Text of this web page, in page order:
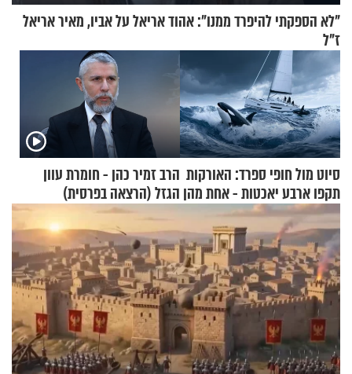
"לא הספקתי להיפרד ממנו": אהוד אריאל על אביו, מאיר אריאל
ז"ל
סיוט מול חופי ספרד: האורקות
תקפו ארבע יאכטות - אחת מהן
טבעה
הרב זמיר כהן - חומרת עוון
הגזל (הרצאה בפרסית)